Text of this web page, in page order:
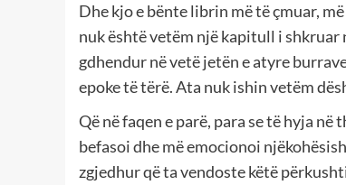
Dhe kjo e bënte librin më të çmuar,
nuk është vetëm një kapitull i
gdhendur në vetë jetën e atyre
epoke të tërë. Ata nuk ishin vetëm
Që në faqen e parë, para se të hyja
befasoi dhe më emocionoi
zgjedhur që ta vendoste këtë